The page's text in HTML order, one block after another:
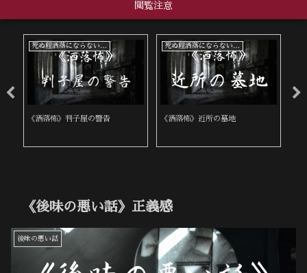
閲覧注意
死ぬ程洒落にならない怖い話
《洒落怖》判子屋の警告
死ぬ程洒落にならない怖い話
《洒落怖》近所の墓地
《後味の悪い話》正義感
後味の悪い話